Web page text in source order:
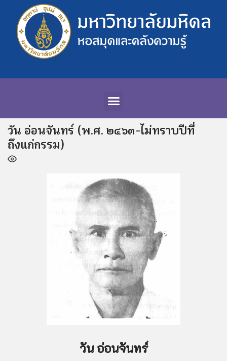
วัน อ่อนจันทร์ (พ.ศ. ๒๔๖๓-ไม่ทราบปีที่
ถึงแก่กรรม)
วัน อ่อนจันทร์